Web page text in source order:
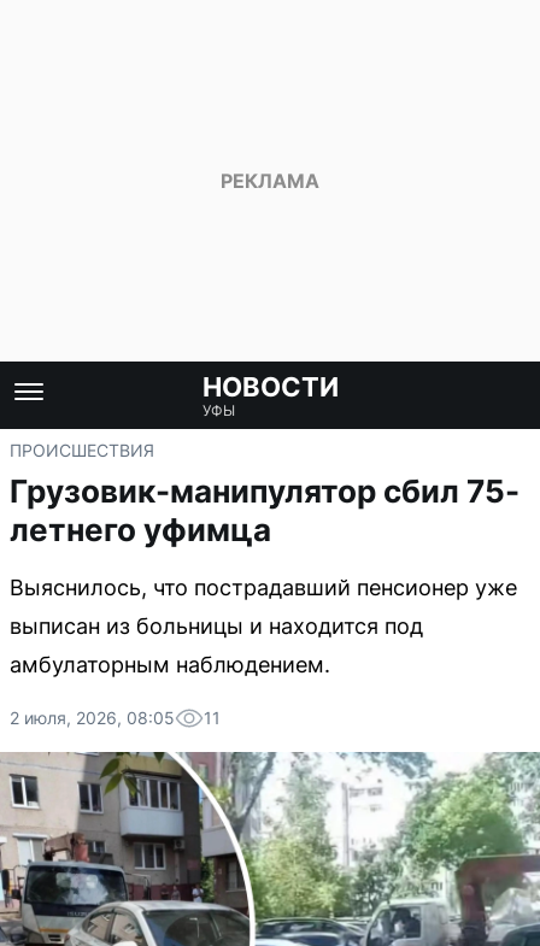
НОВОСТИ
УФЫ
ПРОИСШЕСТВИЯ
Грузовик-манипулятор сбил 75-
летнего уфимца
Выяснилось, что пострадавший пенсионер уже
выписан из больницы и находится под
амбулаторным наблюдением.
2 июля, 2026, 08:05 11